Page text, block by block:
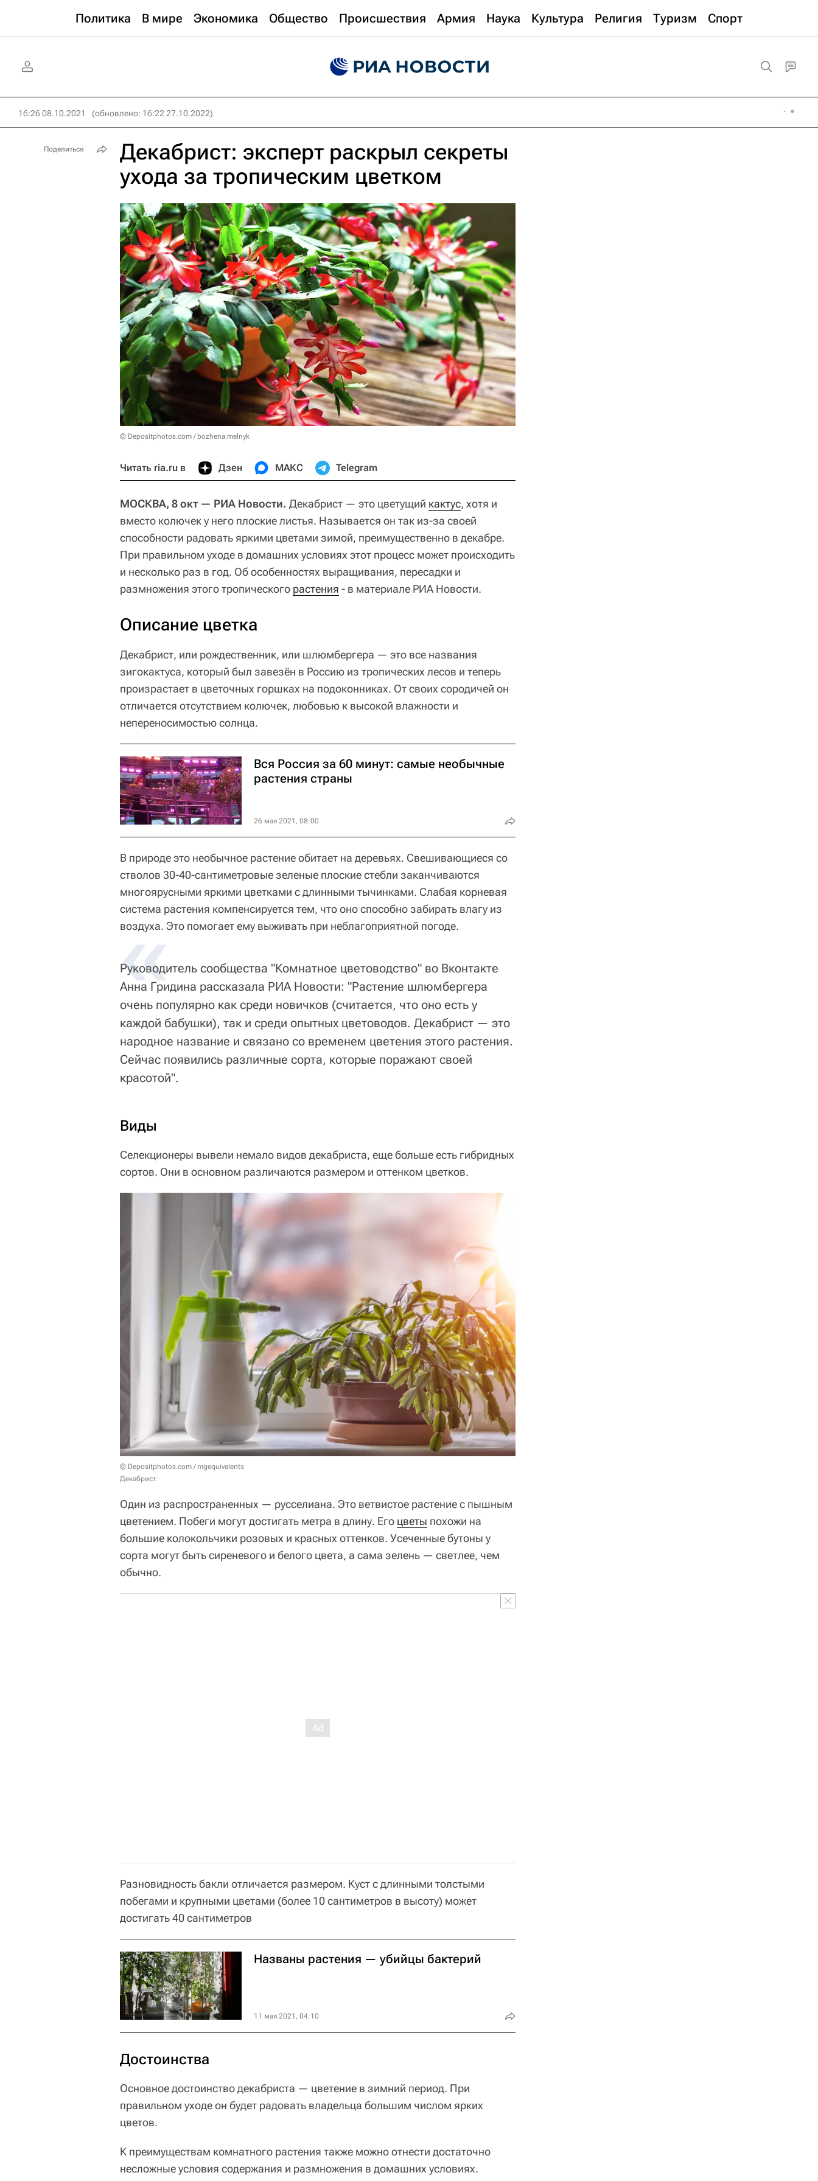
Политика В мире Экономика Общество Происшествия Армия Наука Культура Религия Туризм Спорт
16:26 08.10.2021 (обновлено: 16:22 27.10.2022)
Декабрист: эксперт раскрыл секреты
ухода за тропическим цветком
© Depositphotos.com / bozhena.melnyk
Читать ria.ru в Дзен МАКС Telegram
МОСКВА, 8 окт — РИА Новости. Декабрист — это цветущий кактус, хотя и
вместо колючек у него плоские листья. Называется он так из-за своей
способности радовать яркими цветами зимой, преимущественно в декабре.
При правильном уходе в домашних условиях этот процесс может происходить
и несколько раз в год. Об особенностях выращивания, пересадки и
размножения этого тропического растения - в материале РИА Новости.
Описание цветка
Декабрист, или рождественник, или шлюмбергера — это все названия
зигокактуса, который был завезён в Россию из тропических лесов и теперь
произрастает в цветочных горшках на подоконниках. От своих сородичей он
отличается отсутствием колючек, любовью к высокой влажности и
непереносимостью солнца.
Вся Россия за 60 минут: самые необычные
растения страны
26 мая 2021, 08:00
В природе это необычное растение обитает на деревьях. Свешивающиеся со
стволов 30-40-сантиметровые зеленые плоские стебли заканчиваются
многоярусными яркими цветками с длинными тычинками. Слабая корневая
система растения компенсируется тем, что оно способно забирать влагу из
воздуха. Это помогает ему выживать при неблагоприятной погоде.
«
Руководитель сообщества "Комнатное цветоводство" во Вконтакте
Анна Гридина рассказала РИА Новости: "Растение шлюмбергера
очень популярно как среди новичков (считается, что оно есть у
каждой бабушки), так и среди опытных цветоводов. Декабрист — это
народное название и связано со временем цветения этого растения.
Сейчас появились различные сорта, которые поражают своей
красотой".
Виды
Селекционеры вывели немало видов декабриста, еще больше есть гибридных
сортов. Они в основном различаются размером и оттенком цветков.
© Depositphotos.com / mgequivalents
Декабрист
Один из распространенных — русселиана. Это ветвистое растение с пышным
цветением. Побеги могут достигать метра в длину. Его цветы похожи на
большие колокольчики розовых и красных оттенков. Усеченные бутоны у
сорта могут быть сиреневого и белого цвета, а сама зелень — светлее, чем
обычно.
Разновидность бакли отличается размером. Куст с длинными толстыми
побегами и крупными цветами (более 10 сантиметров в высоту) может
достигать 40 сантиметров
Названы растения — убийцы бактерий
11 мая 2021, 04:10
Достоинства
Основное достоинство декабриста — цветение в зимний период. При
правильном уходе он будет радовать владельца большим числом ярких
цветов.
К преимуществам комнатного растения также можно отнести достаточно
несложные условия содержания и размножения в домашних условиях.
Поделиться